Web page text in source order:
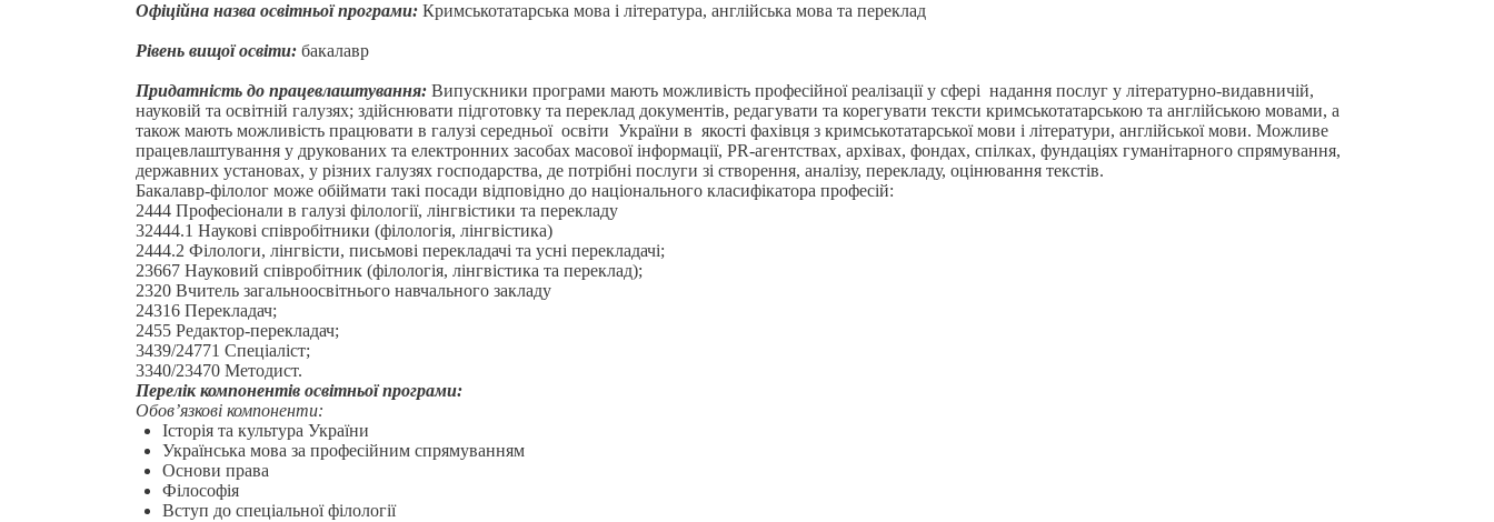
Офіційна назва освітньої програми: Кримськотатарська мова і література, англійська мова та переклад
Рівень вищої освіти: бакалавр
Придатність до працевлаштування: Випускники програми мають можливість професійної реалізації у сфері надання послуг у літературно-видавничій,
науковій та освітній галузях; здійснювати підготовку та переклад документів, редагувати та корегувати тексти кримськотатарською та англійською мовами, а
також мають можливість працювати в галузі середньої освіти України в якості фахівця з кримськотатарської мови і літератури, англійської мови. Можливе
працевлаштування у друкованих та електронних засобах масової інформації, PR-агентствах, архівах, фондах, спілках, фундаціях гуманітарного спрямування,
державних установах, у різних галузях господарства, де потрібні послуги зі створення, аналізу, перекладу, оцінювання текстів.
Бакалавр-філолог може обіймати такі посади відповідно до національного класифікатора професій:
2444 Професіонали в галузі філології, лінгвістики та перекладу
32444.1 Наукові співробітники (філологія, лінгвістика)
2444.2 Філологи, лінгвісти, письмові перекладачі та усні перекладачі;
23667 Науковий співробітник (філологія, лінгвістика та переклад);
2320 Вчитель загальноосвітнього навчального закладу
24316 Перекладач;
2455 Редактор-перекладач;
3439/24771 Спеціаліст;
3340/23470 Методист.
Перелік компонентів освітньої програми:
Обов’язкові компоненти:
Історія та культура України
Українська мова за професійним спрямуванням
Основи права
Філософія
Вступ до спеціальної філології